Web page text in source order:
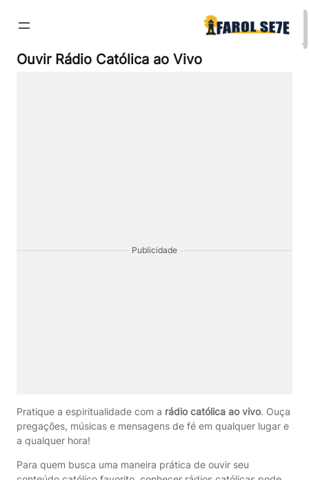
para
conteúdo
Ouvir Rádio Católica ao Vivo
Publicidade
Pratique a espiritualidade com a rádio católica ao vivo. Ouça
pregações, músicas e mensagens de fé em qualquer lugar e
a qualquer hora!
Para quem busca uma maneira prática de ouvir seu